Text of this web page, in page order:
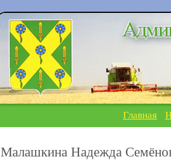
Главная
Малашкина Надежда